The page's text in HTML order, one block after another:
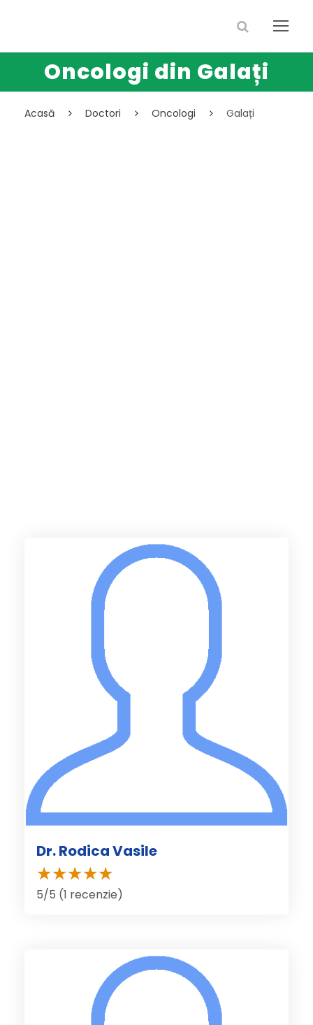
Oncologi din Galați
Acasă Doctori Oncologi Galați
Dr. Rodica Vasile
5/5 (1 recenzie)